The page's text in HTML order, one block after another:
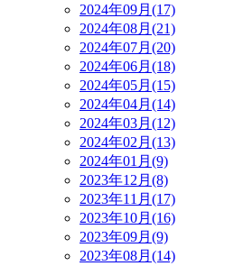
2024年09月(17)
2024年08月(21)
2024年07月(20)
2024年06月(18)
2024年05月(15)
2024年04月(14)
2024年03月(12)
2024年02月(13)
2024年01月(9)
2023年12月(8)
2023年11月(17)
2023年10月(16)
2023年09月(9)
2023年08月(14)